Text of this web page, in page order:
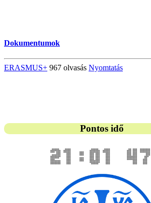
Dokumentumok
ERASMUS+ 967 olvasás Nyomtatás
Pontos idő
21:01 48